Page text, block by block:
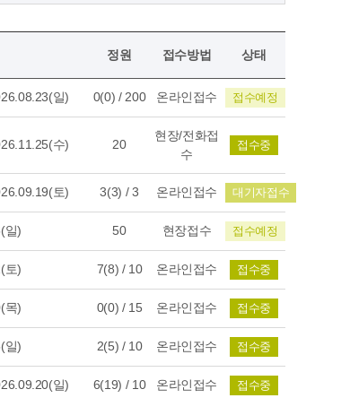
정원 접수방법 상태
일) 0(0) / 200 온라인접수 접수예정
수) 20
현장/전화접
수
접수중
토) 3(3) / 3 온라인접수 대기자접수
일) 50 현장접수 접수예정
토) 7(8) / 10 온라인접수 접수중
목) 0(0) / 15 온라인접수 접수중
일) 2(5) / 10 온라인접수 접수중
일) 6(19) / 10 온라인접수 접수중